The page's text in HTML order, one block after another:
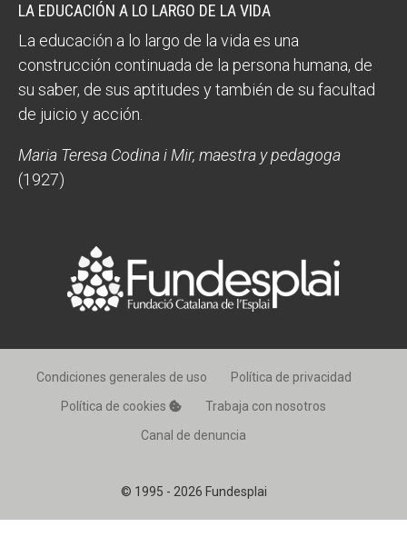
LA EDUCACIÓN A LO LARGO DE LA VIDA
La educación a lo largo de la vida es una
construcción continuada de la persona humana, de
su saber, de sus aptitudes y también de su facultad
de juicio y acción.
Maria Teresa Codina i Mir, maestra y pedagoga
(1927)
© 1995 - 2026 Fundesplai
Condiciones generales de uso
Política de privacidad
Política de cookies
Trabaja con nosotros
Canal de denuncia